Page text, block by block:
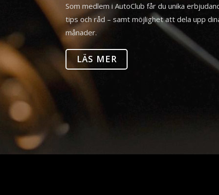
Som medlem i AutoClub får du unika
tips och råd – samt möjlighet att dela upp
månader.
LÄS MER